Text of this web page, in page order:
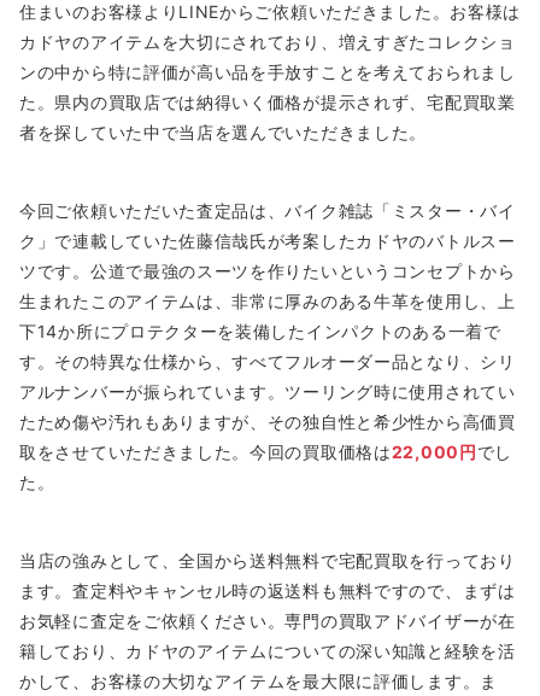
住まいのお客様よりLINEからご依頼いただきました。お客様は
カドヤのアイテムを大切にされており、増えすぎたコレクショ
ンの中から特に評価が高い品を手放すことを考えておられまし
た。県内の買取店では納得いく価格が提示されず、宅配買取業
者を探していた中で当店を選んでいただきました。
今回ご依頼いただいた査定品は、バイク雑誌「ミスター・バイ
ク」で連載していた佐藤信哉氏が考案したカドヤのバトルスー
ツです。公道で最強のスーツを作りたいというコンセプトから
生まれたこのアイテムは、非常に厚みのある牛革を使用し、上
下14か所にプロテクターを装備したインパクトのある一着で
す。その特異な仕様から、すべてフルオーダー品となり、シリ
アルナンバーが振られています。ツーリング時に使用されてい
たため傷や汚れもありますが、その独自性と希少性から高価買
取をさせていただきました。今回の買取価格は22,000円でし
た。
当店の強みとして、全国から送料無料で宅配買取を行っており
ます。査定料やキャンセル時の返送料も無料ですので、まずは
お気軽に査定をご依頼ください。専門の買取アドバイザーが在
籍しており、カドヤのアイテムについての深い知識と経験を活
かして、お客様の大切なアイテムを最大限に評価します。ま